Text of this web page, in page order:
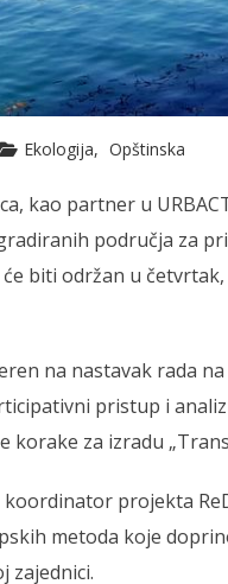
Ekologija Opštinska
kao partner u
područja za
biti održan u
na nastavak rada
pristup i
korake za izradu
koordinator projekta
metoda koje
zajednici.